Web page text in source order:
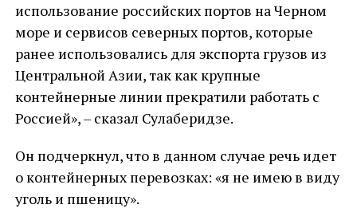
использование российских портов на Черном
море и сервисов северных портов, которые
ранее использовались для экспорта грузов из
Центральной Азии, так как крупные
контейнерные линии прекратили работать с
Россией», – сказал Сулаберидзе.
Он подчеркнул, что в данном случае речь идет
о контейнерных перевозках: «я не имею в виду
уголь и пшеницу».